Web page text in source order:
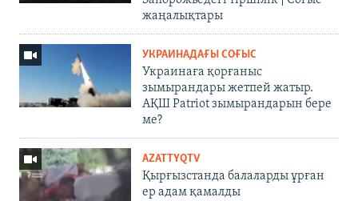
жаңалықтары
УКРАИНАДАҒЫ СОҒЫС
Украинаға қорғаныс
зымырандары жетпей жатыр.
АҚШ Patriot зымырандарын бере
ме?
AZATTYQTV
Қырғызстанда балаларды ұрған
ер адам қамалды